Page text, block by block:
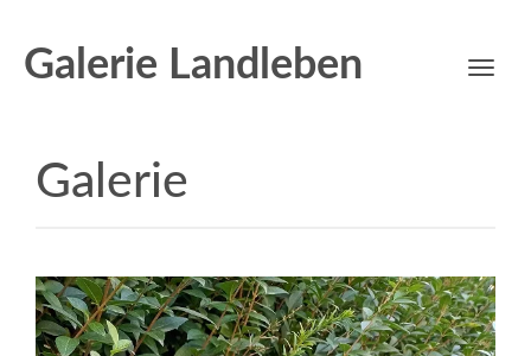
Galerie Landleben
Toggle
Galerie